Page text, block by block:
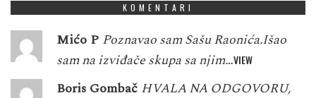
KOMENTARI
Mićo P Poznavao sam Sašu Raonića.Išao
sam na izviđače skupa sa njim…VIEW
Boris Gombač HVALA NA ODGOVORU,